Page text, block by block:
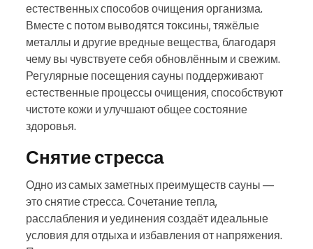
естественных способов очищения организма.
Вместе с потом выводятся токсины, тяжёлые
металлы и другие вредные вещества, благодаря
чему вы чувствуете себя обновлённым и свежим.
Регулярные посещения сауны поддерживают
естественные процессы очищения, способствуют
чистоте кожи и улучшают общее состояние
здоровья.
Снятие стресса
Одно из самых заметных преимуществ сауны —
это снятие стресса. Сочетание тепла,
расслабления и уединения создаёт идеальные
условия для отдыха и избавления от напряжения.